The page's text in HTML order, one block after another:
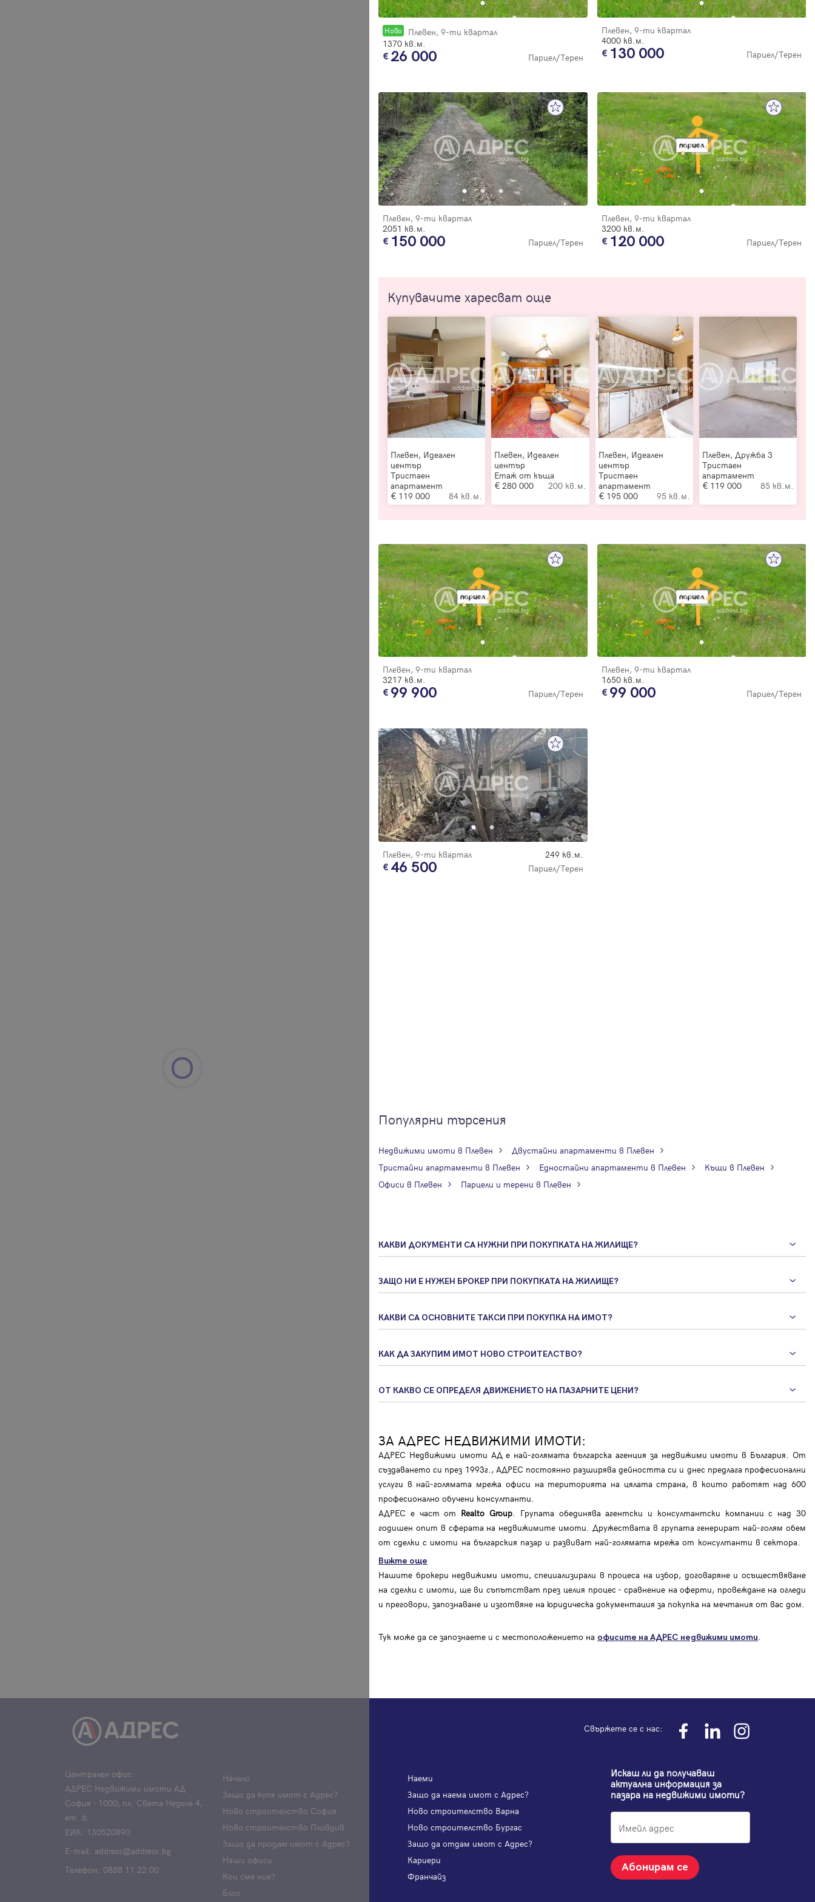
Новo
Плевен, 9-ти квартал
1370 кв.м.
26 000 Парцел/Терен
Плевен, 9-ти квартал
4000 кв.м.
130 000 Парцел/Терен
Плевен, 9-ти квартал
2051 кв.м.
150 000 Парцел/Терен
Плевен, 9-ти квартал
3200 кв.м.
120 000 Парцел/Терен
Купувачите харесват още
Плевен, Идеален
център
Тристаен
апартамент
119 000
84 кв.м.
Плевен, Идеален
център
Етаж от къща
280 000
200 кв.м.
Плевен, Идеален
център
Тристаен
апартамент
195 000
95 кв.м.
Плевен, Дружба 3
Тристаен
апартамент
119 000
85 кв.м.
Плевен, 9-ти квартал
3217 кв.м.
99 900 Парцел/Терен
Плевен, 9-ти квартал
1650 кв.м.
99 000 Парцел/Терен
Плевен, 9-ти квартал 249 кв.м.
46 500 Парцел/Терен
Популярни търсения
Недвижими имоти в Плевен
Двустайни апартаменти в Плевен
Тристайни апартаменти в Плевен
Едностайни апартаменти в Плевен
Къщи в Плевен
Офиси в Плевен
Парцели и терени в Плевен
КАКВИ ДОКУМЕНТИ СА НУЖНИ ПРИ ПОКУПКАТА НА ЖИЛИЩЕ?
ЗАЩО НИ Е НУЖЕН БРОКЕР ПРИ ПОКУПКАТА НА ЖИЛИЩЕ?
КАКВИ СА ОСНОВНИТЕ ТАКСИ ПРИ ПОКУПКА НА ИМОТ?
КАК ДА ЗАКУПИМ ИМОТ НОВО СТРОИТЕЛСТВО?
ОТ КАКВО СЕ ОПРЕДЕЛЯ ДВИЖЕНИЕТО НА ПАЗАРНИТЕ ЦЕНИ?
ЗА АДРЕС НЕДВИЖИМИ ИМОТИ:
АДРЕС Недвижими имоти АД е най-голямата българска агенция за недвижими имоти в България. От
създаването си през 1993г., АДРЕС постоянно разширява дейността си и днес предлага професионални
услуги в най-голямата мрежа офиси на територията на цялата страна, в които работят над 600
професионално обучени консултанти.
АДРЕС е част от Realto Group. Групата обединява агентски и консултантски компании с над 30
годишен опит в сферата на недвижимите имоти. Дружествата в групата генерират най-голям обем
от сделки с имоти на българския пазар и развиват най-голямата мрежа от консултанти в сектора.
Вижте още
Нашите брокери недвижими имоти, специализирали в процеса на избор, договаряне и осъществяване
на сделки с имоти, ще ви съпътстват през целия процес - сравнение на оферти, провеждане на огледи
и преговори, запознаване и изготвяне на юридическа документация за покупка на мечтания от вас дом.
Тук може да се запознаете и с местоположението на офисите на АДРЕС недвижими имоти.
Свържете се с нас:
Централен офис:
АДРЕС Недвижими имоти АД
София - 1000, пл. Света Неделя 4,
ет. 6
ЕИК: 130520890
Е-mail: address@address.bg
Телефон: 0888 11 22 00
Начало
Наеми
Защо да купя имот с Адрес?
Защо да наема имот с Адрес?
Ново строителство София
Ново строителство Варна
Ново строителство Пловдив
Ново строителство Бургас
Защо да продам имот с Адрес?
Защо да отдам имот с Адрес?
Наши офиси
Кариери
Кои сме ние?
Франчайз
Блог
Искаш ли да получаваш
актуална информация за
пазара на недвижими имоти?
Абонирам се
Влезте с профила си, за да разгледате повече снимки и да получите
Регистрация